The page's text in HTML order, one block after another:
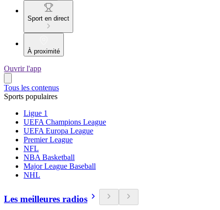
Sport en direct
À proximité
Ouvrir l'app
Tous les contenus
Sports populaires
Ligue 1
UEFA Champions League
UEFA Europa League
Premier League
NFL
NBA Basketball
Major League Baseball
NHL
Les meilleures radios